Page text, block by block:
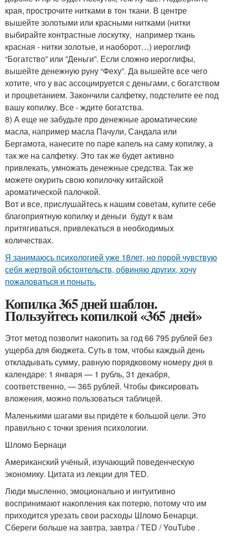
края, прострочите нитками в тон ткани. В центре
вышейте золотыми или красными нитками (нитки
выбирайте контрастные лоскутку, например ткань
красная - нитки золотые, и наоборот…) иероглиф
“Богатство” или ”Деньги”. Если сложно иероглифы,
вышейте денежную руну “Феху”. Да вышейте все чего
хотите, что у вас ассоциируется с деньгами, с богатством
и процветанием. Закончили салфетку, подстелите ее под
вашу копилку. Все - ждите богатства.
8) А еще не забудьте про денежные ароматические
масла, например масла Пачули, Сандала или
Бергамота, нанесите по паре капель на саму копилку, а
так же на салфетку. Это так же будет активно
привлекать, умножать денежные средства. Так же
можете окурить свою копилочку китайской
ароматической палочкой.
Вот и все, прислушайтесь к нашим советам, купите себе
благоприятную копилку и деньги будут к вам
притягиваться, привлекаться в необходимых
количествах.
Я занимаюсь психологией уже 18лет, но порой чувствую
себя жертвой обстоятельств, обвиняю других, хочу
пожаловаться и поныть.
Копилка 365 дней шаблон.
Пользуйтесь копилкой «365 дней»
Этот метод позволит накопить за год 66 795 рублей без
ущерба для бюджета. Суть в том, чтобы каждый день
откладывать сумму, равную порядковому номеру дня в
календаре: 1 января — 1 рубль, 31 декабря,
соответственно, — 365 рублей. Чтобы фиксировать
вложения, можно пользоваться таблицей.
Маленькими шагами вы придёте к большой цели. Это
правильно с точки зрения психологии.
Шломо Бернаци
Американский учёный, изучающий поведенческую
экономику. Цитата из лекции для TED.
Люди мысленно, эмоционально и интуитивно
воспринимают накопления как потерю, потому что им
приходится урезать свои расходы Шломо Бенарци.
Сбереги больше на завтра, завтра / TED / YouTube .